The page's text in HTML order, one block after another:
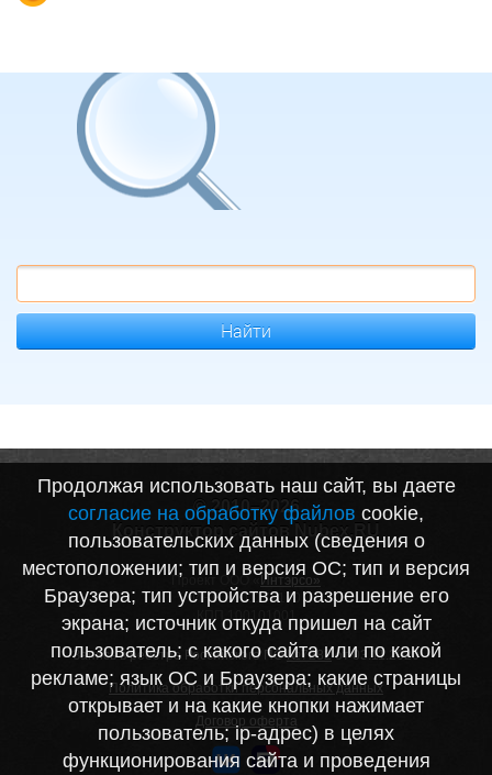
Найти
© 2010–2026
Конструктор сайтов Nubex.RU
Проект ООО «
Интэрсо»
ИНН 1001172170
КПП 100101001
Запись в реестре Российского ПО№7282от 03.11.2020
Политика обработки персональных данных
Договор оферта
Продолжая использовать наш сайт, вы даете
согласие на обработку файлов cookie,
пользовательских данных (сведения о
местоположении; тип и версия ОС; тип и версия
Браузера; тип устройства и разрешение его
экрана; источник откуда пришел на сайт
пользователь; с какого сайта или по какой
рекламе; язык ОС и Браузера; какие страницы
открывает и на какие кнопки нажимает
пользователь; ip-адрес) в целях
функционирования сайта и проведения